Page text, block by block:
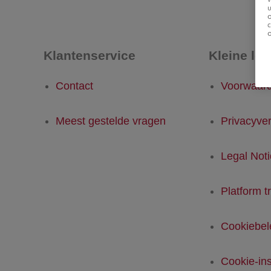
Klantenservice
Contact
Meest gestelde vragen
Kleine
Legal
Platform
Cookie-